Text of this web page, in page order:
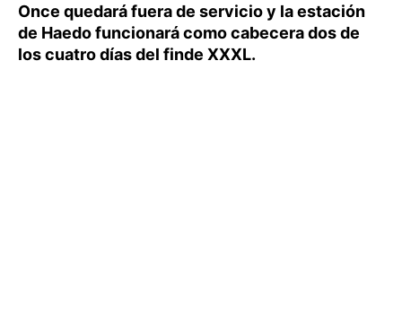
Once quedará fuera de servicio y la estación
de Haedo funcionará como cabecera dos de
los cuatro días del finde XXXL.